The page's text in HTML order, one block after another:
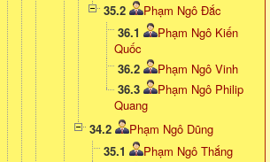
35.2
Phạm Ngô Đắc
36.1
Phạm Ngô Kiến
Quốc
36.2
Phạm Ngô Vinh
36.3
Phạm Ngô Philip
Quang
34.2
Phạm Ngô Dũng
35.1
Phạm Ngô Thắng